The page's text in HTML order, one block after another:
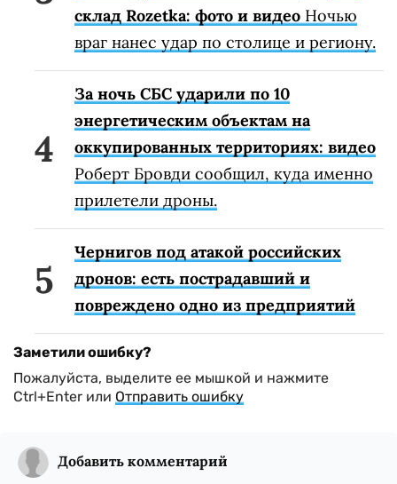
склад Rozetka: фото и видео Ночью
враг нанес удар по столице и региону.
За ночь СБС ударили по 10
энергетическим объектам на
оккупированных территориях: видео
Роберт Бровди сообщил, куда именно
прилетели дроны.
Чернигов под атакой российских
дронов: есть пострадавший и
повреждено одно из предприятий
Заметили ошибку?
Пожалуйста, выделите ее мышкой и нажмите
Ctrl+Enter или Отправить ошибку
Добавить комментарий